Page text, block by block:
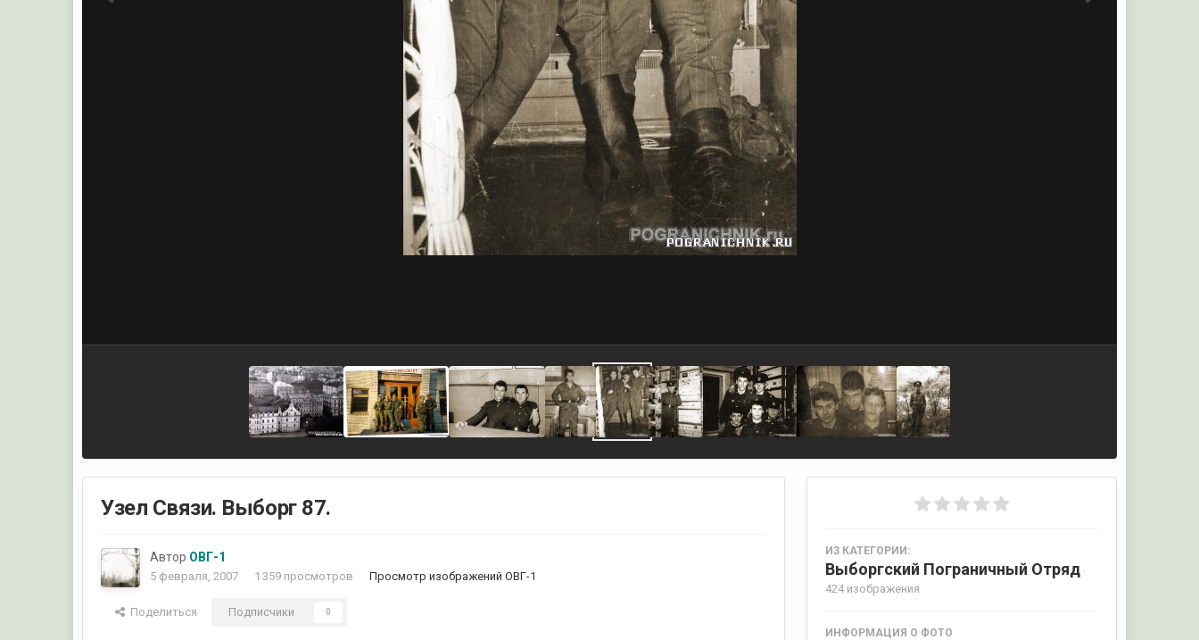
Узел Связи. Выборг 87.
Автор ОВГ-1
5 февраля, 2007 1 359 просмотров Просмотр изображений ОВГ-1
Поделиться Подписчики 0
ИЗ КАТЕГОРИИ:
Выборгский Пограничный Отряд ·
424 изображения
ИНФОРМАЦИЯ О ФОТО